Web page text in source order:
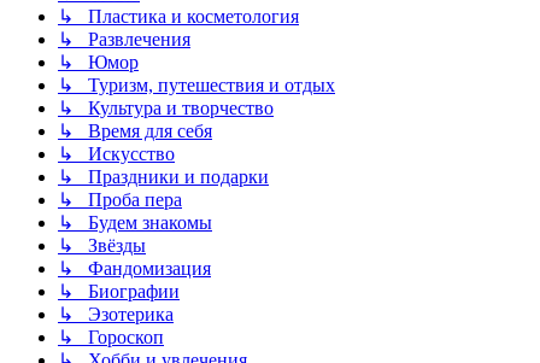
↳ Пластика и косметология
↳ Развлечения
↳ Юмор
↳ Туризм, путешествия и отдых
↳ Культура и творчество
↳ Время для себя
↳ Искусство
↳ Праздники и подарки
↳ Проба пера
↳ Будем знакомы
↳ Звёзды
↳ Фандомизация
↳ Биографии
↳ Эзотерика
↳ Гороскоп